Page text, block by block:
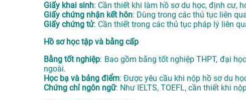
Giấy khai sinh: Cần thiết khi làm hồ sơ du học, định cư,
Giấy chứng nhận kết hôn: Dùng trong các thủ tục liên
Giấy chứng tử: Cần thiết trong các thủ tục pháp lý liên
Hồ sơ học tập và bằng cấp
Bằng tốt nghiệp: Bao gồm bằng tốt nghiệp THPT, đại
ngoài.
Học bạ và bảng điểm: Được yêu cầu khi nộp hồ sơ du
Chứng chỉ ngôn ngữ: Như IELTS, TOEFL, cần thiết khi